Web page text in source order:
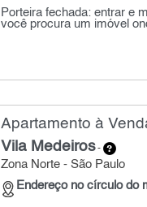
Porteira fechada: entrar e
você procura um imóvel
Apartamento à
Vila Medeiros-
Zona Norte - São Paulo
Endereço no círculo do